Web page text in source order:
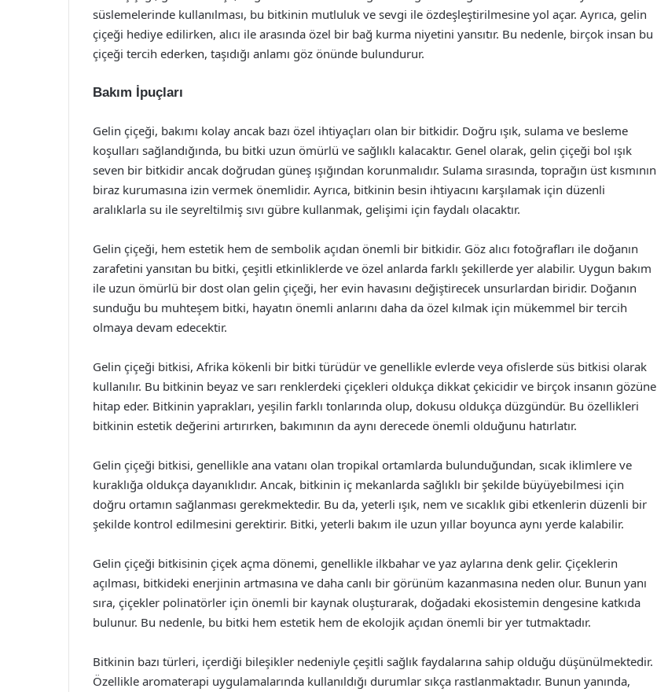
süslemelerinde kullanılması, bu bitkinin mutluluk ve sevgi ile özdeşleştirilmesine yol açar. Ayrıca, gelin
çiçeği hediye edilirken, alıcı ile arasında özel bir bağ kurma niyetini yansıtır. Bu nedenle, birçok insan bu
çiçeği tercih ederken, taşıdığı anlamı göz önünde bulundurur.
Bakım İpuçları
Gelin çiçeği, bakımı kolay ancak bazı özel ihtiyaçları olan bir bitkidir. Doğru ışık, sulama ve besleme
koşulları sağlandığında, bu bitki uzun ömürlü ve sağlıklı kalacaktır. Genel olarak, gelin çiçeği bol ışık
seven bir bitkidir ancak doğrudan güneş ışığından korunmalıdır. Sulama sırasında, toprağın üst kısmının
biraz kurumasına izin vermek önemlidir. Ayrıca, bitkinin besin ihtiyacını karşılamak için düzenli
aralıklarla su ile seyreltilmiş sıvı gübre kullanmak, gelişimi için faydalı olacaktır.
Gelin çiçeği, hem estetik hem de sembolik açıdan önemli bir bitkidir. Göz alıcı fotoğrafları ile doğanın
zarafetini yansıtan bu bitki, çeşitli etkinliklerde ve özel anlarda farklı şekillerde yer alabilir. Uygun bakım
ile uzun ömürlü bir dost olan gelin çiçeği, her evin havasını değiştirecek unsurlardan biridir. Doğanın
sunduğu bu muhteşem bitki, hayatın önemli anlarını daha da özel kılmak için mükemmel bir tercih
olmaya devam edecektir.
Gelin çiçeği bitkisi, Afrika kökenli bir bitki türüdür ve genellikle evlerde veya ofislerde süs bitkisi olarak
kullanılır. Bu bitkinin beyaz ve sarı renklerdeki çiçekleri oldukça dikkat çekicidir ve birçok insanın gözüne
hitap eder. Bitkinin yaprakları, yeşilin farklı tonlarında olup, dokusu oldukça düzgündür. Bu özellikleri
bitkinin estetik değerini artırırken, bakımının da aynı derecede önemli olduğunu hatırlatır.
Gelin çiçeği bitkisi, genellikle ana vatanı olan tropikal ortamlarda bulunduğundan, sıcak iklimlere ve
kuraklığa oldukça dayanıklıdır. Ancak, bitkinin iç mekanlarda sağlıklı bir şekilde büyüyebilmesi için
doğru ortamın sağlanması gerekmektedir. Bu da, yeterli ışık, nem ve sıcaklık gibi etkenlerin düzenli bir
şekilde kontrol edilmesini gerektirir. Bitki, yeterli bakım ile uzun yıllar boyunca aynı yerde kalabilir.
Gelin çiçeği bitkisinin çiçek açma dönemi, genellikle ilkbahar ve yaz aylarına denk gelir. Çiçeklerin
açılması, bitkideki enerjinin artmasına ve daha canlı bir görünüm kazanmasına neden olur. Bunun yanı
sıra, çiçekler polinatörler için önemli bir kaynak oluşturarak, doğadaki ekosistemin dengesine katkıda
bulunur. Bu nedenle, bu bitki hem estetik hem de ekolojik açıdan önemli bir yer tutmaktadır.
Bitkinin bazı türleri, içerdiği bileşikler nedeniyle çeşitli sağlık faydalarına sahip olduğu düşünülmektedir.
Özellikle aromaterapi uygulamalarında kullanıldığı durumlar sıkça rastlanmaktadır. Bunun yanında,